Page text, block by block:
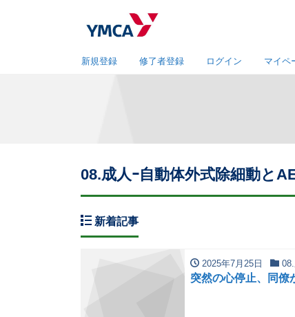
新規登録 修了者登録 ログイン マイペ
08.成人ｰ自動体外式除細動と
新着記事
2025年7月25日 08.
突然の心停止、同僚